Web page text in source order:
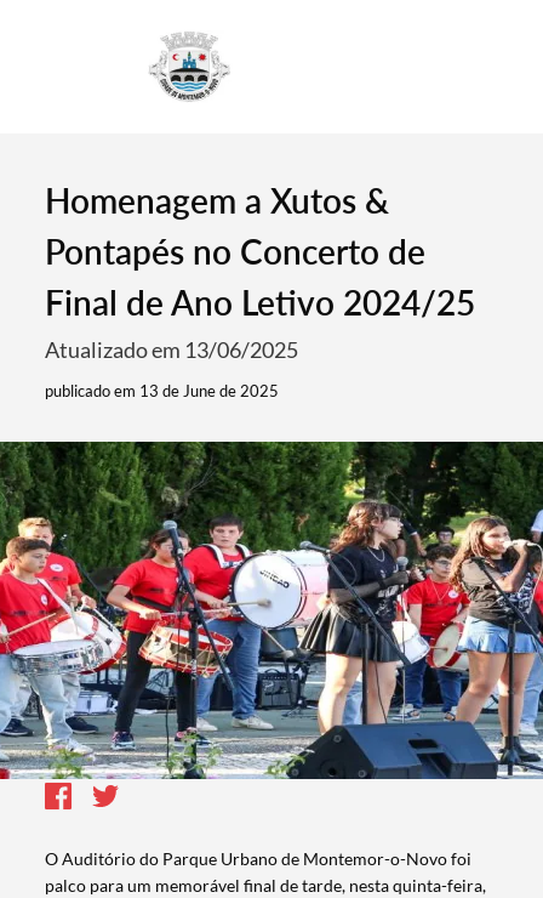
Homenagem a Xutos &
Pontapés no Concerto de
Final de Ano Letivo 2024/25
Atualizado em 13/06/2025
publicado em 13 de June de 2025
O Auditório do Parque Urbano de Montemor-o-Novo foi
palco para um memorável final de tarde, nesta quinta-feira,